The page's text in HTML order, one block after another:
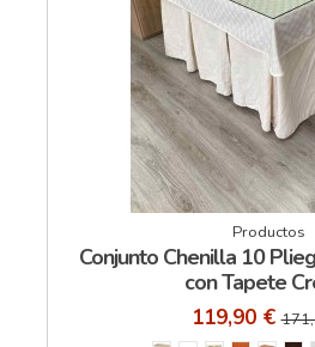
Productos
Conjunto Chenilla 10
con Tapete
119,90 €